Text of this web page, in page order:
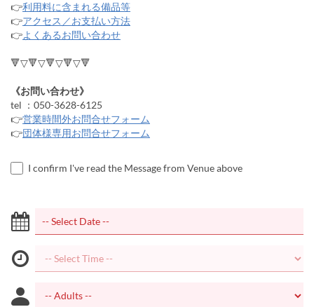
👉利用料に含まれる備品等
👉アクセス／お支払い方法
👉よくあるお問い合わせ
🔻▽🔻▽🔻▽🔻▽🔻
《お問い合わせ》
tel ：050-3628-6125
👉営業時間外お問合せフォーム
👉団体様専用お問合せフォーム
I confirm I've read the Message from Venue above